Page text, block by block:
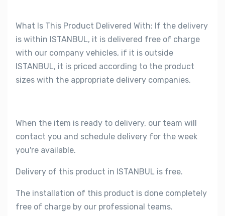
What Is This Product Delivered With: If the delivery
is within ISTANBUL, it is delivered free of charge
with our company vehicles, if it is outside
ISTANBUL, it is priced according to the product
sizes with the appropriate delivery companies.
When the item is ready to delivery, our team will
contact you and schedule delivery for the week
you're available.
Delivery of this product in ISTANBUL is free.
The installation of this product is done completely
free of charge by our professional teams.